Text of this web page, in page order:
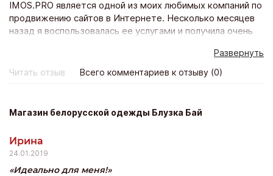
IMOS.PRO является одной из моих любимых компаний по
продвижению сайтов в Интернете. Несколько месяцев
назад я воспользовалась ее услугами и получила очень
Сайт стал оживленным, популярным, появилось много
активных участников группы, спасибо вам, у вас
Развернуть
Читать отзыв
Всего комментариев к отзыву (0)
Магазин белорусской одежды Блузка Бай
Ирина
24.01.2019
Идеально для меня!